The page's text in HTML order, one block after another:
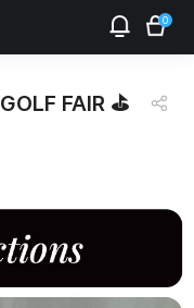
0
FAIR ⛳